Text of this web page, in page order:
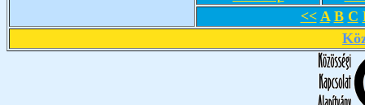
<< A B C